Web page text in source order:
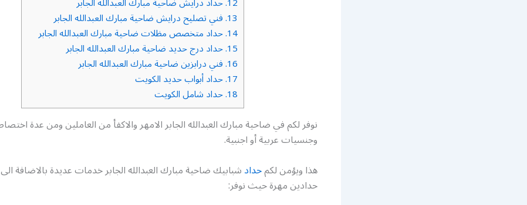
13. فني تصليح درايش ضاحية مبارك العبدالله الجابر
14. حداد متخصص مظلات ضاحية مبارك العبدالله الجابر
15. حداد درج حديد ضاحية مبارك العبدالله الجابر
16. فني درابزين ضاحية مبارك العبدالله الجابر
17. حداد أبواب حديد الكويت
18. حداد شامل الكويت
نوفر لكم في ضاحية مبارك العبدالله الجابر الامهر والاكفأ من العاملين ومن عدة
وجنسيات عربية أو اجنبية.
هذا ويؤمن لكمحدادشبابيك ضاحية مبارك العبدالله الجابر خدمات عديدة بالاضافة
حدادين مهرة حيث نوفر: